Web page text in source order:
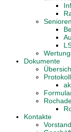
Dokumente
Kontakte
Vorstand